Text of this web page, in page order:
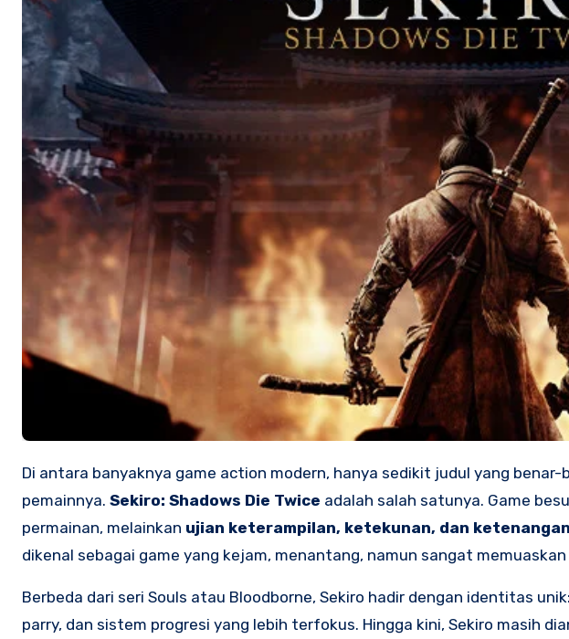
Di antara banyaknya game action modern, hanya sedikit judul yang benar-benar meninggalkan bekas mendalam bagi
pemainnya. Sekiro: Shadows Die Twice adalah salah satunya. Game
permainan, melainkan ujian keterampilan, ketekunan, dan ketenangan
dikenal sebagai game yang kejam, menantang, namun sangat
Berbeda dari seri Souls atau Bloodborne, Sekiro hadir dengan identitas unik:
parry, dan sistem progresi yang lebih terfokus. Hingga kini, Sekiro masih